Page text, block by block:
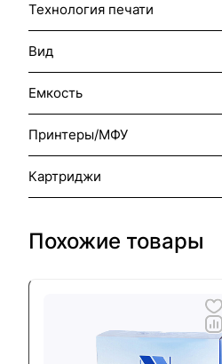
Технология печати
Вид
Емкость
Принтеры/МФУ
Картриджи
Похожие товары